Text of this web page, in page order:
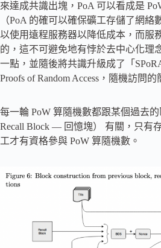
來達成共識出塊，PoA 可以看成是
（PoA 的確可以確保礦工存儲了網絡
以使用遠程服務器以降低成本，而服
的，這不可避免地有悖於去中心化理
一點，並隨後將共識升級成了「
Proofs of Random Access，隨機訪問的
每一輪 PoW 算隨機數都跟某個過去
Recall Block — 回憶塊） 有關，只有
工才有資格參與 PoW 算隨機數。